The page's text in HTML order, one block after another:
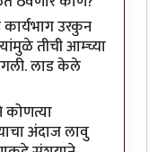
उरकुन
तीची आम्च्या
लाड केले
कोणत्या
अंदाज लावु